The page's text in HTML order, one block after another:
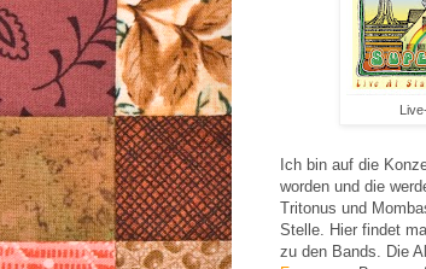
Ich bin auf die
worden und die
Tritonus und
Stelle. Hier findet
zu den Bands. Die